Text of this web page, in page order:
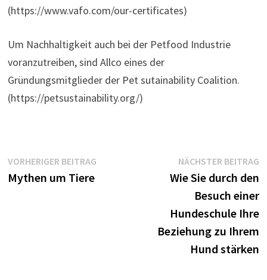
(https://www.vafo.com/our-certificates)
Um Nachhaltigkeit auch bei der Petfood Industrie
voranzutreiben, sind Allco eines der
Gründungsmitglieder der Pet sutainability Coalition.
(https://petsustainability.org/)
Beitragsnavigation
VORHERIGER BEITRAGVorheriger
Mythen um Tiere
NÄCHSTER BEITRAG
Wie Sie durch den
Besuch einer
Hundeschule Ihre
Beziehung zu Ihrem
Hund stärken